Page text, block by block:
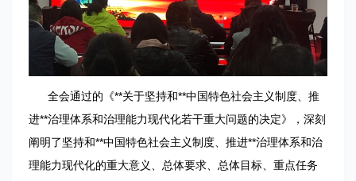
全会通过的《**关于坚持和**中国特色社会主义制度、推
进**治理体系和治理能力现代化若干重大问题的决定》，深刻
阐明了坚持和**中国特色社会主义制度、推进**治理体系和治
理能力现代化的重大意义、总体要求、总体目标、重点任务